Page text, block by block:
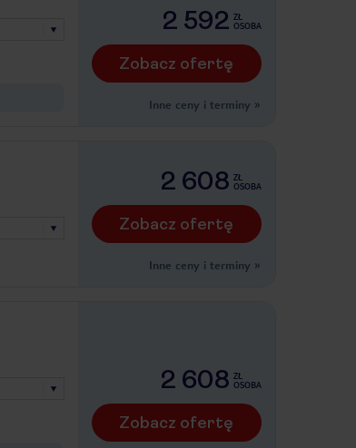
2 592 ZŁ
OSOBA
Zobacz ofertę
Inne ceny i terminy »
2 608 ZŁ
OSOBA
Zobacz ofertę
Inne ceny i terminy »
2 608 ZŁ
OSOBA
Zobacz ofertę